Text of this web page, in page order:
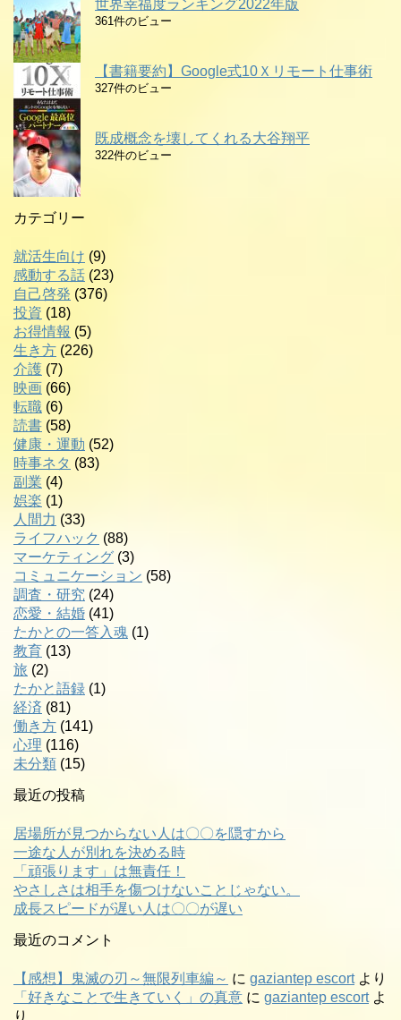
世界幸福度ランキング2022年版
361件のビュー
【書籍要約】Google式10Ｘリモート仕事術
327件のビュー
既成概念を壊してくれる大谷翔平
322件のビュー
カテゴリー
就活生向け (9)
感動する話 (23)
自己啓発 (376)
投資 (18)
お得情報 (5)
生き方 (226)
介護 (7)
映画 (66)
転職 (6)
読書 (58)
健康・運動 (52)
時事ネタ (83)
副業 (4)
娯楽 (1)
人間力 (33)
ライフハック (88)
マーケティング (3)
コミュニケーション (58)
調査・研究 (24)
恋愛・結婚 (41)
たかとの一答入魂 (1)
教育 (13)
旅 (2)
たかと語録 (1)
経済 (81)
働き方 (141)
心理 (116)
未分類 (15)
最近の投稿
居場所が見つからない人は〇〇を隠すから
一途な人が別れを決める時
「頑張ります」は無責任！
やさしさは相手を傷つけないことじゃない。
成長スピードが遅い人は〇〇が遅い
最近のコメント
【感想】鬼滅の刃～無限列車編～ に gaziantep escortより
「好きなことで生きていく」の真意 に gaziantep escortよ
り